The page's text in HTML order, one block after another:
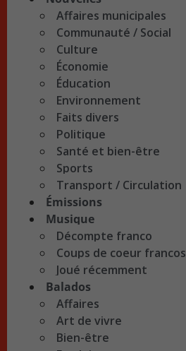
Affaires municipales
Communauté / Social
Culture
Économie
Éducation
Environnement
Faits divers
Politique
Santé et bien-être
Sports
Transport / Circulation
Émissions
Musique
Décompte franco
Coups de coeur francos
Joué récemment
Balados
Affaires
Art de vivre
Bien-être